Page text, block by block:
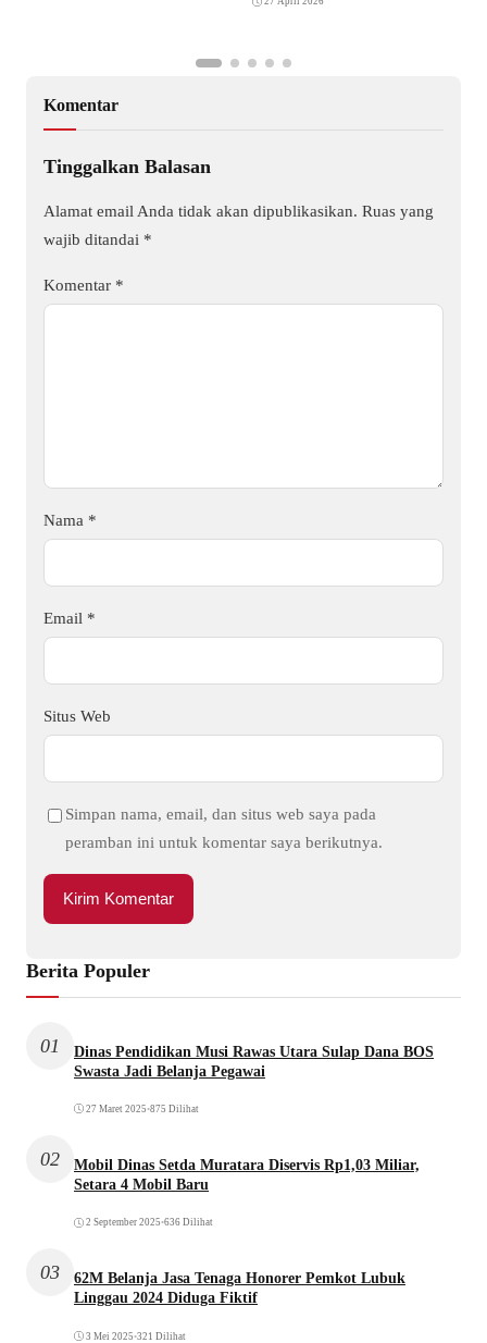
Komentar
Tinggalkan Balasan
Alamat email Anda tidak akan dipublikasikan. Ruas yang
wajib ditandai *
Komentar *
Nama *
Email *
Situs Web
Simpan nama, email, dan situs web saya pada
peramban ini untuk komentar saya berikutnya.
Berita Populer
01
Dinas Pendidikan Musi Rawas Utara Sulap Dana BOS
Swasta Jadi Belanja Pegawai
27 Maret 2025 •875 Dilihat
02
Mobil Dinas Setda Muratara Diservis Rp1,03 Miliar,
Setara 4 Mobil Baru
2 September 2025 •636 Dilihat
03
62M Belanja Jasa Tenaga Honorer Pemkot Lubuk
Linggau 2024 Diduga Fiktif
3 Mei 2025 •321 Dilihat